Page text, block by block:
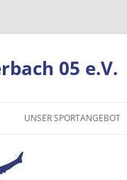
05 e.V.
UNSER SPORTANGEBOT